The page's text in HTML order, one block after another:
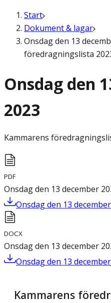
Start
Dokument & lagar
Onsdag den 13
föredragningslista
Onsdag den
2023
Kammarens
PDF
Onsdag den 13 december
Onsdag den 13
DOCX
Onsdag den 13 december
Onsdag den 13
Kammarens